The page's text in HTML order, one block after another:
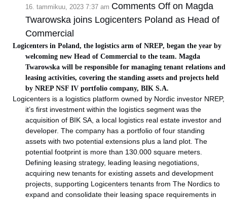
16. tammikuu, 2023 7:37 am Comments Off on Magda
Twarowska joins Logicenters Poland as Head of
Commercial
Logicenters in Poland, the logistics arm of NREP, began the year by
welcoming new Head of Commercial to the team. Magda
Twarowska will be responsible for managing tenant relations and
leasing activities, covering the standing assets and projects held
by NREP NSF IV portfolio company, BIK S.A.
Logicenters is a logistics platform owned by Nordic investor NREP,
it’s first investment within the logistics segment was the
acquisition of BIK SA, a local logistics real estate investor and
developer. The company has a portfolio of four standing
assets with two potential extensions plus a land plot. The
potential footprint is more than 130.000 square meters.
Defining leasing strategy, leading leasing negotiations,
acquiring new tenants for existing assets and development
projects, supporting Logicenters tenants from The Nordics to
expand and consolidate their leasing space requirements in